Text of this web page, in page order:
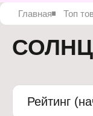
Главная Топ
Рейтинг